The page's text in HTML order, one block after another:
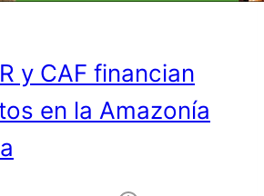
y CAF financian
en la Amazonía